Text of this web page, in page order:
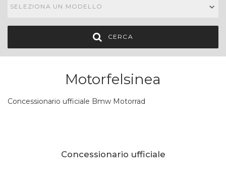
SELEZIONA UN MODELLO
CERCA
Motorfelsinea
Concessionario ufficiale Bmw Motorrad
Concessionario ufficiale